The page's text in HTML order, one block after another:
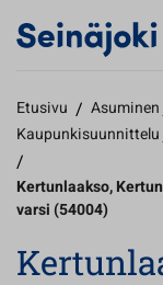
Etusivu /
/
Kertunlaakso,
varsi (54004)